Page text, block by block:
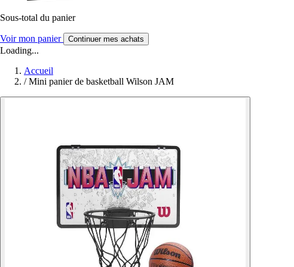
Sous-total du panier
Voir mon panier Continuer mes achats
Loading...
Accueil
/ Mini panier de basketball Wilson JAM